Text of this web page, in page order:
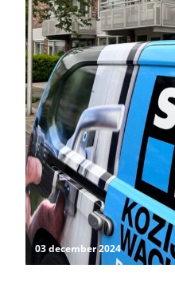
03 december 2024